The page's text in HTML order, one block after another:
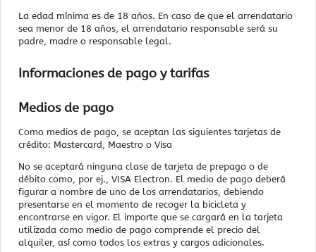
La edad mínima es de 18 años. En caso de que el arrendatario
sea menor de 18 años, el arrendatario responsable será su
padre, madre o responsable legal.
Informaciones de pago y tarifas
Medios de pago
Como medios de pago, se aceptan las siguientes tarjetas de
crédito: Mastercard, Maestro o Visa
No se aceptará ninguna clase de tarjeta de prepago o de
débito como, por ej., VISA Electron. El medio de pago deberá
figurar a nombre de uno de los arrendatarios, debiendo
presentarse en el momento de recoger la bicicleta y
encontrarse en vigor. El importe que se cargará en la tarjeta
utilizada como medio de pago comprende el precio del
alquiler, así como todos los extras y cargos adicionales.